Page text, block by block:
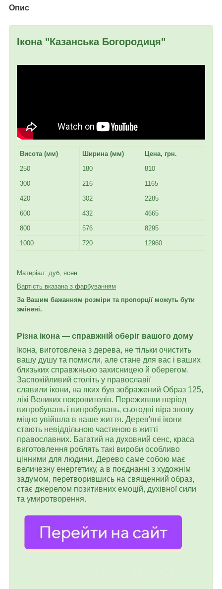
Опис
Ікона "Казанська Богородиця"
Висота (мм) Ширина (мм)
Цена, грн.
250
180
810
300
216
1165
420
302
2285
600
432
4665
800
576
8295
1000
720 12960
Матеріал: дуб, ясен
Вартість вказана з фарбуванням
За Вашим бажанням розміри та пропорції можуть бути
змінені.
Різна ікона — справжній оберіг вашого дому
Ікона, виготовлена з дерева, не тільки очистить
вашу душу та помисли, але стане для вас і ваших
близьких справжньою захисницею й оберегом.
Заспокійливий століть у православії
славили ікони, на яких був зображений Образ 125,
лікі Великих покровителів. Переживши період
випробувань і випробувань, сьогодні віра знову
міцно увійшла в наше життя. Дерев'яні ікони
стають невіддільною частиною в житті
православних. Багатий на духовний сенс, краса
виготовлення роблять такі вироби особливо
цінними для людини. Дерево саме собою має
величезну енергетику, а в поєднанні з художнім
задумом, перетворившись на священний образ,
стає джерелом позитивних емоцій, духівної сили
та умиротворення.